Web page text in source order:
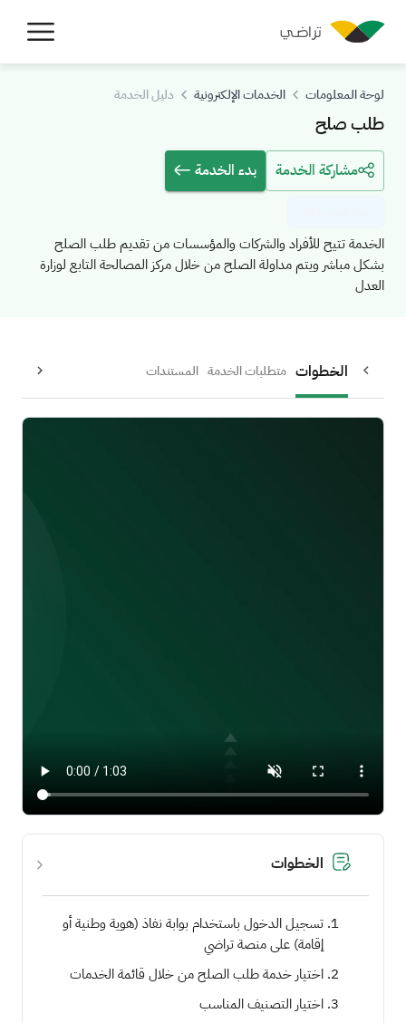
لوحة المعلومات الخدمات الإلكترونية دليل الخدمة
طلب صلح
مشاركة الخدمة بدء الخدمة
الخدمة تتيح للأفراد والشركات والمؤسسات من تقديم طلب الصلح
بشكل مباشر ويتم مداولة الصلح من خلال مركز المصالحة التابع لوزارة
العدل
الخطوات متطلبات الخدمة المستندات
الخطوات
تسجيل الدخول باستخدام بوابة نفاذ (هوية وطنية أو
إقامة) على منصة تراضي
اختيار خدمة طلب الصلح من خلال قائمة الخدمات
اختيار التصنيف المناسب